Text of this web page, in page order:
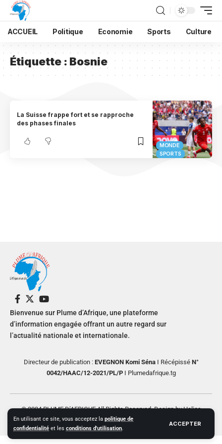
En utilisant ce site, vous acceptez la politique de
confidentialité et les conditions d'utilisation.
ACCEPTER
ACCUEIL Politique Economie Sports Culture
Étiquette : Bosnie
MONDE
SPORTS
La Suisse frappe fort et se rapproche
des phases finales
Bienvenue sur Plume d’Afrique, une plateforme
d’information engagée offrant un autre regard sur
l’actualité nationale et internationale.
Directeur de publication : EVEGNON Komi SénaI RécépisséN°
0042/HAAC/12-2021/PL/PI Plumedafrique.tg
© 2024 PLUME D’AFRIQUE All Rights Reserved. Design by Helios
Creative